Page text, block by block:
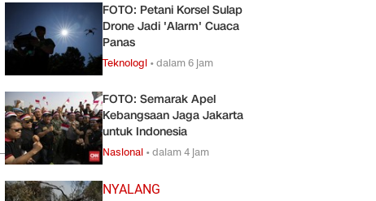
FOTO: Petani Korsel Sulap
Drone Jadi 'Alarm' Cuaca
Panas
Teknologi •dalam 6 jam
FOTO: Semarak Apel
Kebangsaan Jaga Jakarta
untuk Indonesia
Nasional •dalam 4 jam
NYALANG